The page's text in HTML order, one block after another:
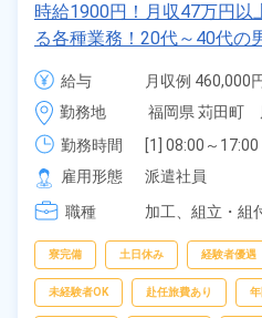
時給1900円！月収47万円以
る各種業務！20代～40代
寮無料！マイカー通勤OK！
費会社負担！社員食堂あり
特別賞与90万円支給！《福
給与
月収例 460,000
時給 1,900円～
勤務地
福岡県 苅田町　
勤務時間
[1] 08:00～17:00
[2] 20:00～05:00
[3] 06:30～15:00
[4] 14:30～23:00
雇用形態
派遣社員
職種
加工、 組立・組
運搬、
検査、物
寮完備 土日休み 経験者優遇
未経験者OK 赴任旅費あり